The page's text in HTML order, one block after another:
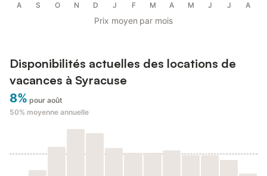
A S O N D J F M A M J J A
Prix moyen par mois
Disponibilités actuelles des locations de
vacances à Syracuse
8% pour août
50% moyenne annuelle